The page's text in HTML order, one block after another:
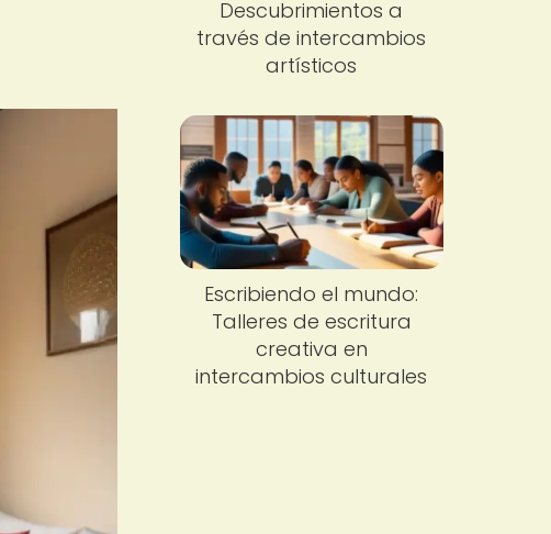
Descubrimientos a
través de intercambios
artísticos
Escribiendo el mundo:
Talleres de escritura
creativa en
intercambios culturales